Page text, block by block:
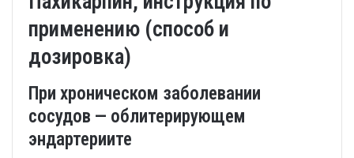
применению (способ и
дозировка)
При хроническом заболевании
сосудов — облитерирующем
эндартериите